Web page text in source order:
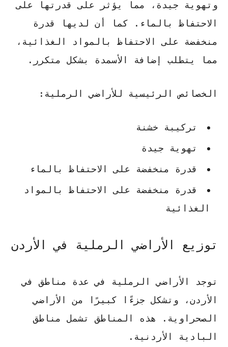
وتهوية جيدة، مما يؤثر على قدرتها على
الاحتفاظ بالماء. كما أن لديها قدرة
منخفضة على الاحتفاظ بالمواد الغذائية،
مما يتطلب إضافة الأسمدة بشكل متكرر.
الخصائص الرئيسية للأراضي الرملية:
تركيبة خشنة
تهوية جيدة
قدرة منخفضة على الاحتفاظ بالماء
قدرة منخفضة على الاحتفاظ بالمواد
الغذائية
توزيع الأراضي الرملية في الأردن
توجد الأراضي الرملية في عدة مناطق في
الأردن، وتشكل جزءًا كبيرًا من الأراضي
الصحراوية. هذه المناطق تشمل مناطق
البادية الأردنية.